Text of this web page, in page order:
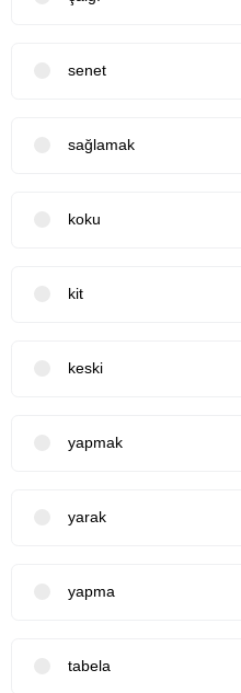
senet
sağlamak
koku
kit
keski
yapmak
yarak
yapma
tabela